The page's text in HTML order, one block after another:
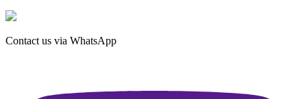
Contact us via WhatsApp